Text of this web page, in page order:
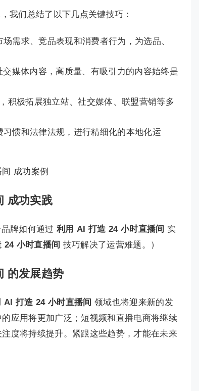
我们总结了以下几点关键技巧：
需求、竞品表现和消费者行为，为选品、
媒体内容，高质量、有吸引力的内容始终是
积极拓展独立站、社交媒体、联盟营销等多
习惯和法律法规，进行精细化的本地化运
成功实践
牌如何通过 利用 AI 打造 24 小时直播间 实
24 小时直播间 技巧解决了运营难题。）
的发展趋势
AI 打造 24 小时直播间 领域也将迎来新的发
应用将更加广泛；短视频和直播电商将继续
度将持续提升。紧跟这些趋势，才能在未来